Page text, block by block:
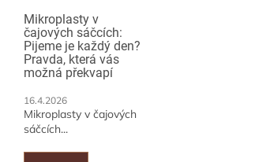
Mikroplasty v
čajových sáčcích:
Pijeme je každý den?
Pravda, která vás
možná překvapí
16.4.2026
Mikroplasty v čajových
sáčcích...